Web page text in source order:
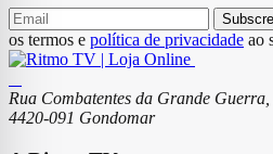
os termos e política de privacidade ao
Rua Combatentes da Grande Guerra,
4420-091 Gondomar